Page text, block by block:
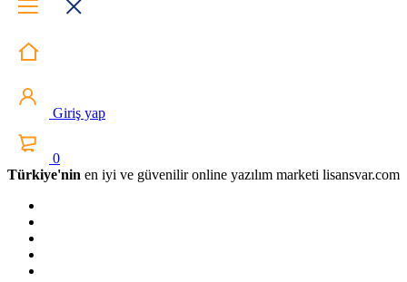
Giriş yap
0
Türkiye'nin en iyi ve güvenilir online yazılım marketi lisansvar.com